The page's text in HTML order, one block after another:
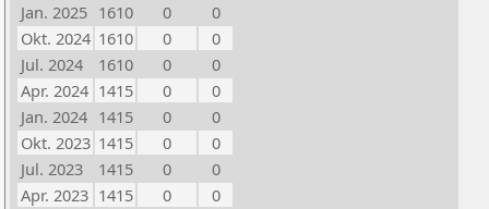
Jan. 2025 1610 0
0
Okt. 2024 1610 0
0
Jul. 2024
1610 0
0
Apr. 2024 1415 0
0
Jan. 2024 1415 0
0
Okt. 2023 1415 0
0
Jul. 2023
1415 0
0
Apr. 2023 1415 0
0